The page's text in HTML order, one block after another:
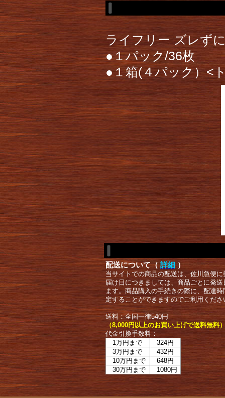
ライフリー ズレず
●１パック/36枚
●１箱(４パック）<
配送について（ 詳細 ）
当サイトでの商品の配送は、佐川急便
届け日につきましては、商品ごとに発
ます。商品購入の手続きの際に、配達
定することができますのでご利用くださ
送料：全国一律540円
（8,000円以上のお買い上げで送料無料
代金引換手数料：
1万円まで
324円
3万円まで
432円
10万円まで
648円
30万円まで
1080円